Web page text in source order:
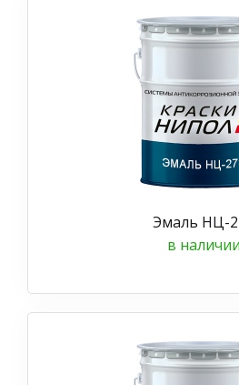
Эмаль НЦ-
в наличии